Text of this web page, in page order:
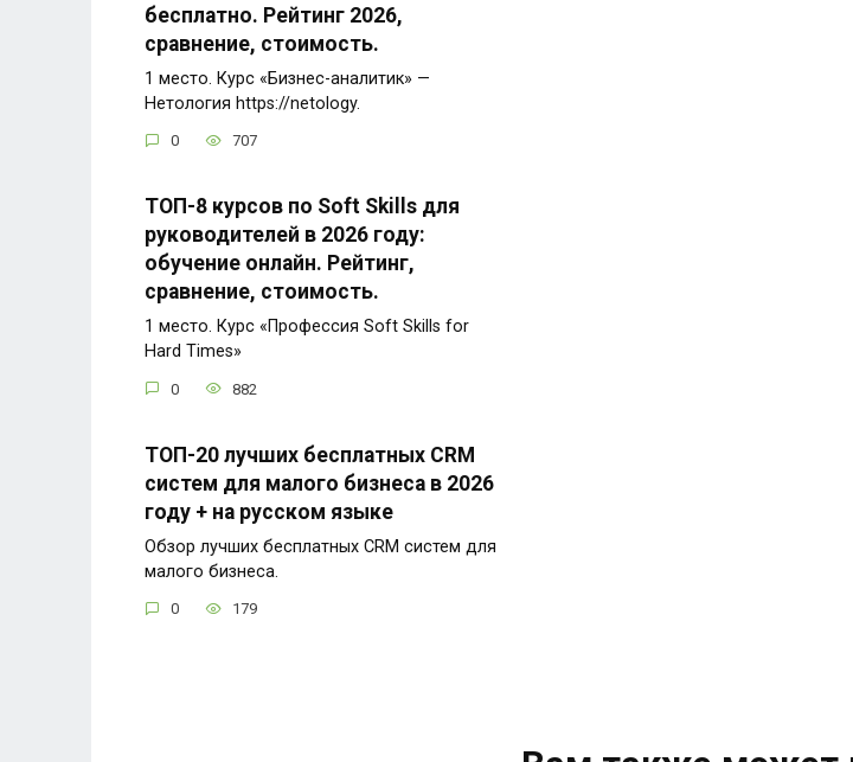
бесплатно. Рейтинг 2026,
сравнение, стоимость.
1 место. Курс «Бизнес-аналитик» —
Нетология https://netology.
0 707
ТОП-8 курсов по Soft Skills для
руководителей в 2026 году:
обучение онлайн. Рейтинг,
сравнение, стоимость.
1 место. Курс «Профессия Soft Skills for
Hard Times»
0 882
ТОП-20 лучших бесплатных CRM
систем для малого бизнеса в 2026
году + на русском языке
Обзор лучших бесплатных CRM систем для
малого бизнеса.
0 179